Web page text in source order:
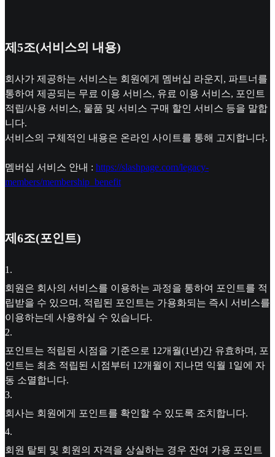
제5조(서비스의 내용)
회사가 제공하는 서비스는 회원에게 멤버십 라운지, 파트너를
통하여 제공되는 무료 이용 서비스, 유료 이용 서비스, 포인트
적립/사용 서비스, 물품 및 서비스 구매 할인 서비스 등을 말합
니다.
서비스의 구체적인 내용은 온라인 사이트를 통해 고지합니다.
멤버십 서비스 안내 : https://slashpage.com/legacy-
members/membership_benefit
제6조(포인트)
1 .
회원은 회사의 서비스를 이용하는 과정을 통하여 포인트를 적
립받을 수 있으며, 적립된 포인트는 가용화되는 즉시 서비스를
이용하는데 사용하실 수 있습니다.
2.
포인트는 적립된 시점을 기준으로 12개월(1년)간 유효하며, 포
인트는 최초 적립된 시점부터 12개월이 지나면 익월 1일에 자
동 소멸합니다.
3.
회사는 회원에게 포인트를 확인할 수 있도록 조치합니다.
4.
회원 탙퇴 및 회원의 자격을 상실하는 경우 잔여 가용 포인트